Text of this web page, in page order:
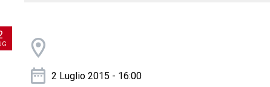
2 Luglio 2015 - 16:00